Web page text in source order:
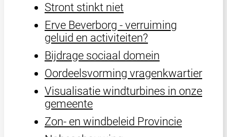
Stront stinkt niet
Erve Beverborg - verruiming
geluid en activiteiten?
Bijdrage sociaal domein
Oordeelsvorming vragenkwartier
Visualisatie windturbines in onze
gemeente
Zon- en windbeleid Provincie